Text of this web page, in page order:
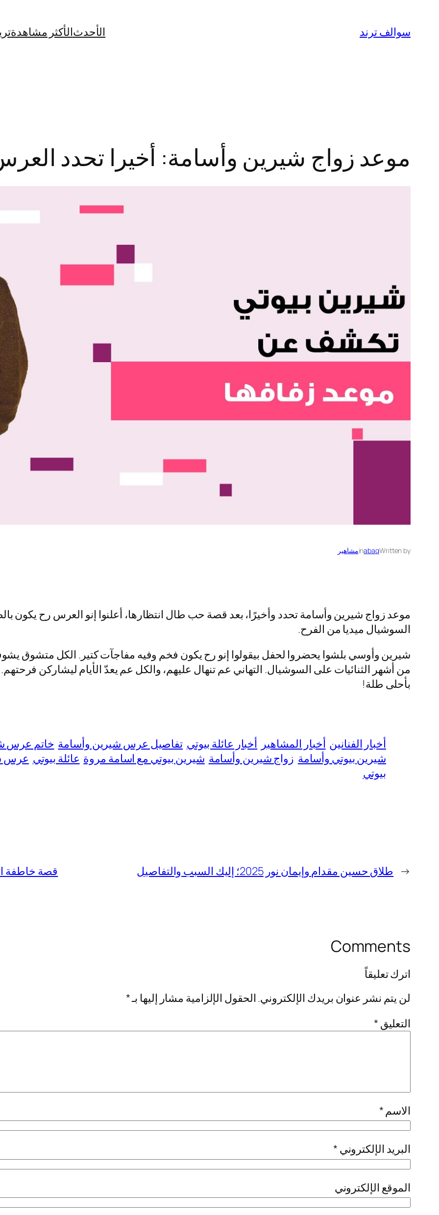
المحتوى
سوالف ترند الأحدثالأكثر مشاهدة
موعد زواج شيرين وأسامة: أخيرا تحدد
Written by
abaq
inمشاهير
السوشيال ميديا من الفرح.
شيرين وأوسي بلشوا يحضروا لحفل بيقولوا إنو رح يكون فخم وفيه مفاجآت كتير. الكل متشوق
من أشهر الثنائيات على السوشيال. التهاني عم تنهال عليهم، والكل عم يعدّ الأيام ليشاركن
بأحلى طلة!
أخبار الفنانين أخبار المشاهير أخبار عائلة بيوتي تفاصيل عرس شيرين وأسامة خاتم عرس
شيرين بيوتي وأسامة زواج شيرين وأسامة شيرين بيوتي مع اسامة مروة عائلة بيوتي عرس
بيوتي
← طلاق حسين مقدام وإيمان نور 2025؛ إليك السبب والتفاصيل قصة خاطفة
Comments
اترك تعليقاً
لن يتم نشر عنوان بريدك الإلكتروني. الحقول الإلزامية مشار إليها بـ*
التعليق *
الاسم *
البريد الإلكتروني *
الموقع الإلكتروني